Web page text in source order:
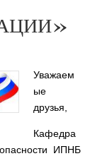
Уважаем
ые
друзья,
Кафедра
ИПНБ